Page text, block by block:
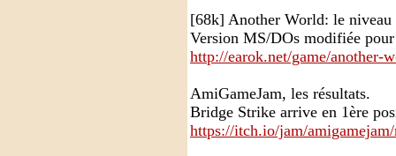
[68k] Another World: le
Version MS/DOs modifiée
http://earok.net/game/another-
AmiGameJam, les résultats.
Bridge Strike arrive en 1ère
https://itch.io/jam/